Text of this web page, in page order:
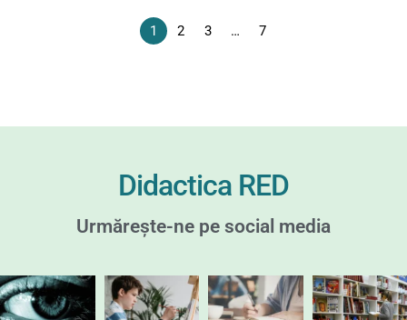
1 2 3 … 7
Didactica RED
Urmărește-ne pe social media